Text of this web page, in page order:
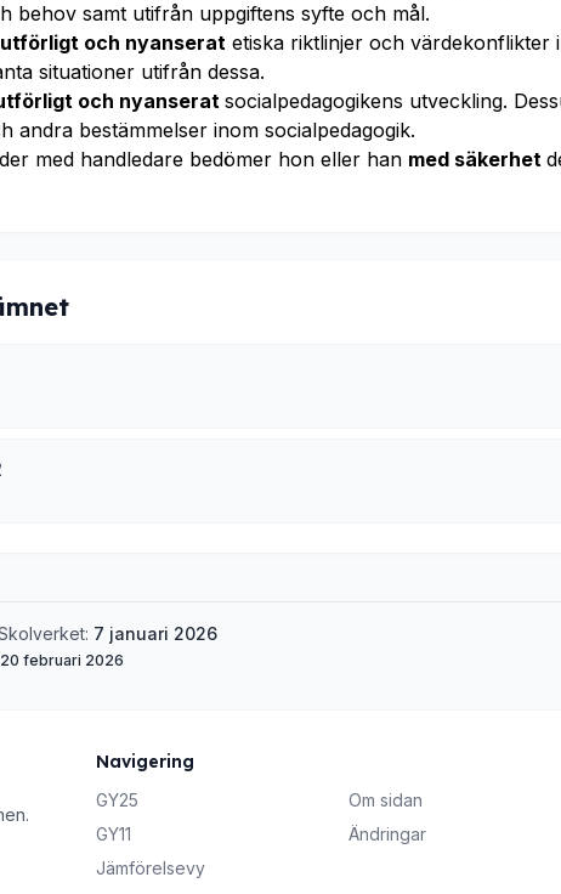
behov samt utifrån uppgiftens syfte och mål.
utförligt och nyanserat etiska riktlinjer och värdekonflikter
situationer utifrån dessa.
och nyanserat socialpedagogikens utveckling.
andra bestämmelser inom socialpedagogik.
med handledare bedömer hon eller han med säkerhet
7 januari 2026
20 februari 2026
Navigering
GY25
Om sidan
GY11
Ändringar
Jämförelsevy